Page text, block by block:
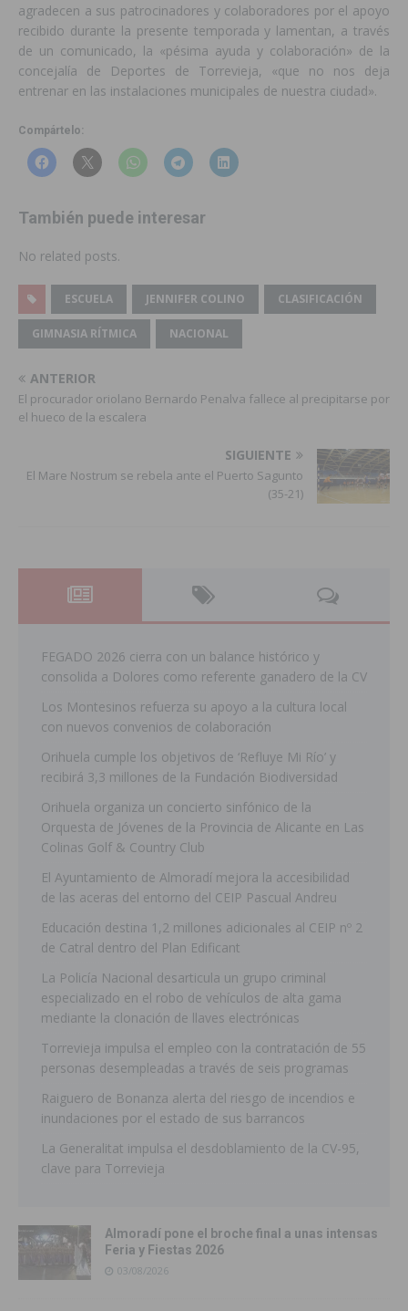
agradecen a sus patrocinadores y colaboradores por el apoyo
recibido durante la presente temporada y lamentan, a través
de un comunicado, la «pésima ayuda y colaboración» de la
concejalía de Deportes de Torrevieja, «que no nos deja
entrenar en las instalaciones municipales de nuestra ciudad».
Compártelo:
También puede interesar
No related posts.
ESCUELA JENNIFER COLINO CLASIFICACIÓN
GIMNASIA RÍTMICA NACIONAL
ANTERIOR
El procurador oriolano Bernardo Penalva fallece al precipitarse por
el hueco de la escalera
SIGUIENTE
El Mare Nostrum se rebela ante el Puerto Sagunto
(35-21)
FEGADO 2026 cierra con un balance histórico y
consolida a Dolores como referente ganadero de la CV
Los Montesinos refuerza su apoyo a la cultura local
con nuevos convenios de colaboración
Orihuela cumple los objetivos de ‘Refluye Mi Río’ y
recibirá 3,3 millones de la Fundación Biodiversidad
Orihuela organiza un concierto sinfónico de la
Orquesta de Jóvenes de la Provincia de Alicante en Las
Colinas Golf & Country Club
El Ayuntamiento de Almoradí mejora la accesibilidad
de las aceras del entorno del CEIP Pascual Andreu
Educación destina 1,2 millones adicionales al CEIP nº 2
de Catral dentro del Plan Edificant
La Policía Nacional desarticula un grupo criminal
especializado en el robo de vehículos de alta gama
mediante la clonación de llaves electrónicas
Torrevieja impulsa el empleo con la contratación de 55
personas desempleadas a través de seis programas
Raiguero de Bonanza alerta del riesgo de incendios e
inundaciones por el estado de sus barrancos
La Generalitat impulsa el desdoblamiento de la CV-95,
clave para Torrevieja
Almoradí pone el broche final a unas intensas
Feria y Fiestas 2026
03/08/2026